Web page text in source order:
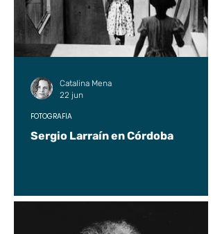
Sergio Larraín en Córdoba
FOTOGRAFÍA
Catalina Mena
22 jun